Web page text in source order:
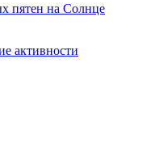
пятен на Солнце
активности